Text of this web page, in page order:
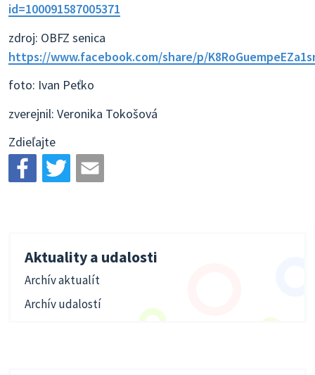
id=100091587005371
zdroj: OBFZ senica
https://www.facebook.com/share/p/
foto: Ivan Peťko
zverejnil: Veronika Tokošová
Zdieľajte
Aktuality a udalosti
Archív aktualít
Archív udalostí